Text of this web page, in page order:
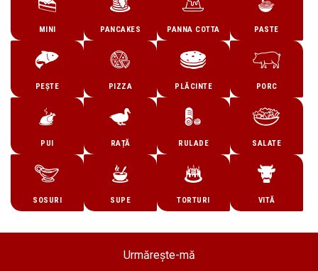
MINI PANCAKES PANNA COTTA PASTE
PEȘTE PIZZA PLĂCINTE PORC
PUI RAȚĂ RULADE SALATE
SOSURI SUPE TORTURI VITĂ
Urmărește-mă